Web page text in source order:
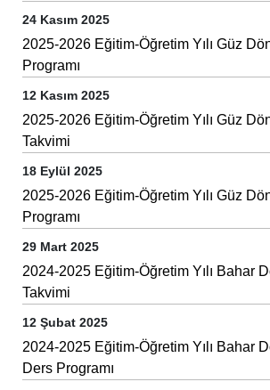
24 Kasım 2025
2025-2026 Eğitim-Öğretim Yılı Güz
Programı
12 Kasım 2025
2025-2026 Eğitim-Öğretim Yılı Güz
Takvimi
18 Eylül 2025
2025-2026 Eğitim-Öğretim Yılı Güz
Programı
29 Mart 2025
2024-2025 Eğitim-Öğretim Yılı Bahar Dönemi Sınav
Takvimi
12 Şubat 2025
2024-2025 Eğitim-Öğretim Yılı Bahar Dönemi Haftalık
Ders Programı